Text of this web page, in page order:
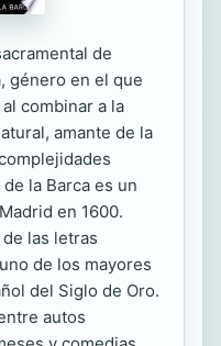
de
género en el que
combinar a la
amante de la
la Barca es un
en 1600.
las letras
de los mayores
del Siglo de Oro.
autos